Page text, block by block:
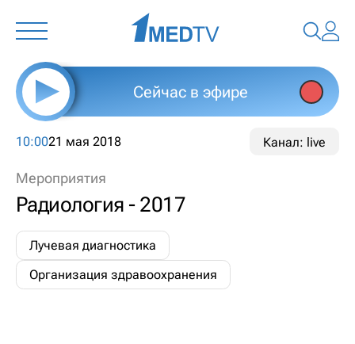
Сейчас в эфире
10:0021 мая 2018 Канал: live
Мероприятия
Радиология - 2017
Лучевая диагностика
Организация здравоохранения